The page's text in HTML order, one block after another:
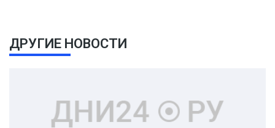
ДРУГИЕ НОВОСТИ